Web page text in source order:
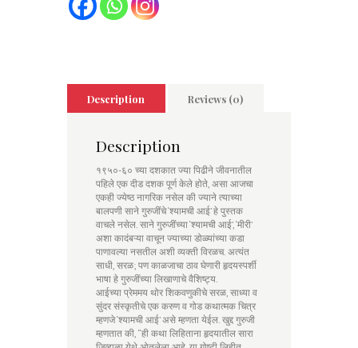
Description Reviews (0)
Description
१९५०-६० च्या दशकात ज्या पिढीने जीवनातील
पहिले एक दीड दशक पूर्ण केले होते, असा आजचा
एकही ज्येष्ठ नागरिक नसेल की ज्याने त्याच्या
बालपणी साने गुरुजींचे ‘श्यामची आई’ हे पुस्तक
वाचले नसेल. साने गुरुजींच्या ‘श्यामची आई’, ‘मीरी’
अशा कादंबऱ्या वाचून ज्याच्या डोळ्यांच्या कडा
पाणावल्या नसतील अशी व्यक्ती विरळच. अत्यंत
साधी, सरळ; पण काळजाचा ठाव घेणारी हृदयस्पर्शी
भाषा हे गुरुजींच्या लिखाणाचे वैशिष्ट्य.
आईच्या प्रेममय थोर शिकवणुकीचे सरळ, साध्या व
सुंदर संस्कृतीचे एक करुण व गोड कथात्मक चित्र
म्हणजे ‘श्यामची आई’ असे म्हणता येईल. खुद्द गुरुजी
म्हणतात की, “ही कथा लिहिताना हृदयातील सारा